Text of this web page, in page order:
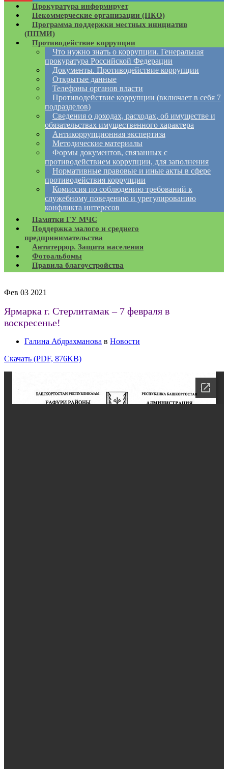
Прокуратура информирует
Некоммерческие организации (НКО)
Программа поддержки местных инициатив
(ППМИ)
Противодействие коррупции
Что нужно знать о коррупции. Генеральная
прокуратура Российской Федерации
Документы. Противодействие коррупции
Открытые данные
Телефоны органов власти
Противодействие коррупции (включает в себя 7
подразделов)
Сведения о доходах, расходах, об имуществе и
обязательствах имущественного характера
Антикоррупционная экспертиза
Методические материалы
Формы документов, связанных с
противодействием коррупции, для заполнения
Нормативные правовые и иные акты в сфере
противодействия коррупции
Комиссия по соблюдению требований к
служебному поведению и урегулированию
конфликта интересов
Памятки ГУ МЧС
Поддержка малого и среднего
предпринимательства
Антитеррор. Защита населения
Фотоальбомы
Правила благоустройства
Фев 03 2021
Ярмарка г. Стерлитамак – 7 февраля в
воскресенье!
Галина Абдрахманова в Новости
Скачать (PDF, 876KB)